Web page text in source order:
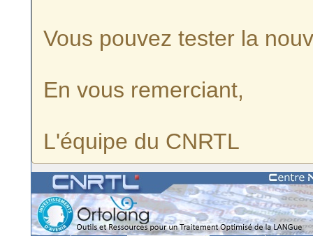
Vous pouvez tester la
En vous remerciant,
L'équipe du CNRTL